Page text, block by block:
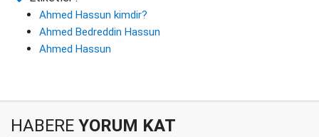
Ahmed Hassun kimdir?
Ahmed Bedreddin Hassun
Ahmed Hassun
HABERE YORUM KAT